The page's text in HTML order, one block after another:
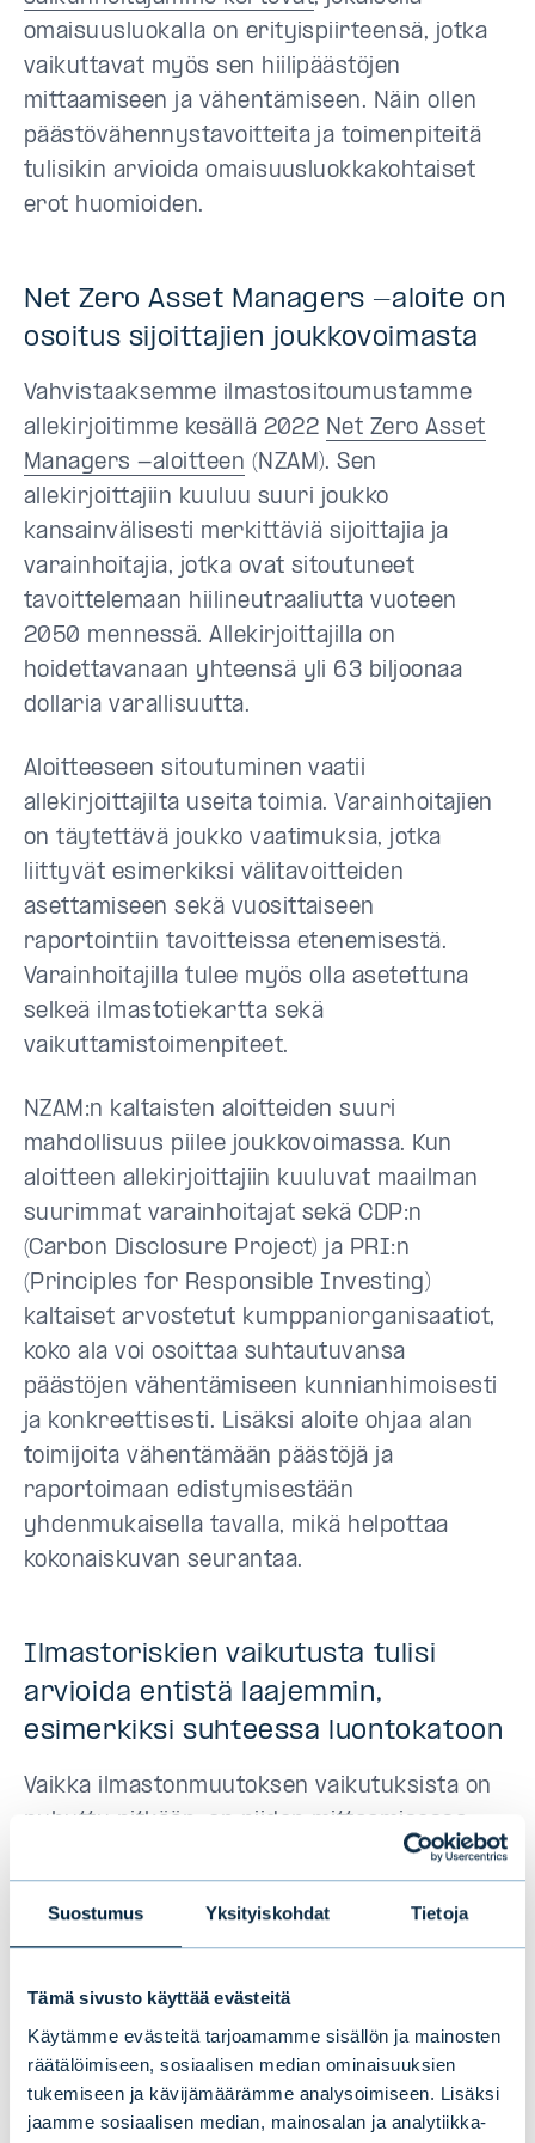
Suostumus Yksityiskohdat Tietoja
Tämä sivusto käyttää evästeitä
Käytämme evästeitä tarjoamamme sisällön ja mainosten
räätälöimiseen, sosiaalisen median ominaisuuksien
tukemiseen ja kävijämäärämme analysoimiseen. Lisäksi
jaamme sosiaalisen median, mainosalan ja analytiikka-
omaisuusluokalla on erityispiirteensä, jotka
vaikuttavat myös sen hiilipäästöjen
mittaamiseen ja vähentämiseen. Näin ollen
päästövähennystavoitteita ja toimenpiteitä
tulisikin arvioida omaisuusluokkakohtaiset
erot huomioiden.
Net Zero Asset Managers -aloite on
osoitus sijoittajien joukkovoimasta
Vahvistaaksemme ilmastositoumustamme
allekirjoitimme kesällä 2022 Net Zero Asset
Managers -aloitteen (NZAM). Sen
allekirjoittajiin kuuluu suuri joukko
kansainvälisesti merkittäviä sijoittajia ja
varainhoitajia, jotka ovat sitoutuneet
tavoittelemaan hiilineutraaliutta vuoteen
2050 mennessä. Allekirjoittajilla on
hoidettavanaan yhteensä yli 63 biljoonaa
dollaria varallisuutta.
Aloitteeseen sitoutuminen vaatii
allekirjoittajilta useita toimia. Varainhoitajien
on täytettävä joukko vaatimuksia, jotka
liittyvät esimerkiksi välitavoitteiden
asettamiseen sekä vuosittaiseen
raportointiin tavoitteissa etenemisestä.
Varainhoitajilla tulee myös olla asetettuna
selkeä ilmastotiekartta sekä
vaikuttamistoimenpiteet.
NZAM:n kaltaisten aloitteiden suuri
mahdollisuus piilee joukkovoimassa. Kun
aloitteen allekirjoittajiin kuuluvat maailman
suurimmat varainhoitajat sekä CDP:n
(Carbon Disclosure Project) ja PRI:n
(Principles for Responsible Investing)
kaltaiset arvostetut kumppaniorganisaatiot,
koko ala voi osoittaa suhtautuvansa
päästöjen vähentämiseen kunnianhimoisesti
ja konkreettisesti. Lisäksi aloite ohjaa alan
toimijoita vähentämään päästöjä ja
raportoimaan edistymisestään
yhdenmukaisella tavalla, mikä helpottaa
kokonaiskuvan seurantaa.
Ilmastoriskien vaikutusta tulisi
arvioida entistä laajemmin,
esimerkiksi suhteessa luontokatoon
Vaikka ilmastonmuutoksen vaikutuksista on
puhuttu pitkään, on niiden mittaamisessa
sijoittajien tulisi pyrkiä arvioimaan
esimerkiksi vesistöihin ja kriittisiin maa-
alueisiin. Koska yli puolet maailman
bruttokansantuotosta on joko kohtalaisesti
tai vahvasti riippuvainen luonnosta ja sen
tarjoamista palveluista, on luonnon